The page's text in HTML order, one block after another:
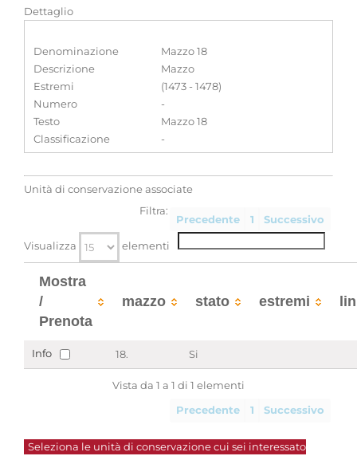
Dettaglio
Denominazione
Mazzo 18
Descrizione
Mazzo
Estremi
(1473 - 1478)
Numero
-
Testo
Mazzo 18
Classificazione
-
Unità di conservazione associate
Precedente 1 Successivo
Visualizza elementi
Filtra:
Mostra
/
Prenota
mazzo stato estremi
Info 18. Si
Vista da 1 a 1 di 1 elementi
Precedente 1 Successivo
Seleziona le unità di conservazione cui sei interessato